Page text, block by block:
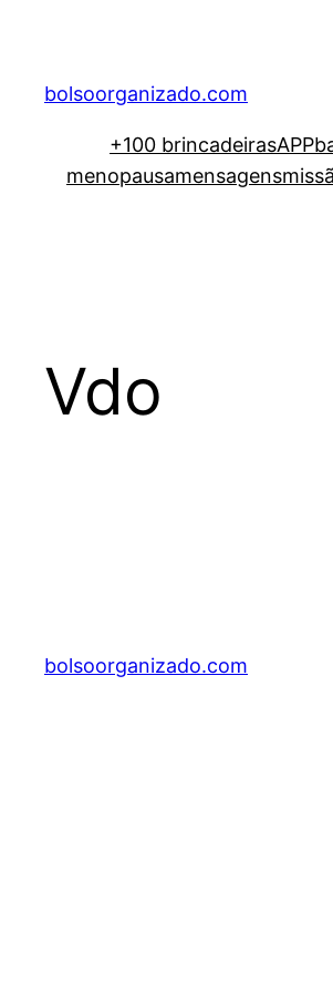
bolsoorganizado.com
+100 brincadeirasAPP
menopausamensagens
Vdo
bolsoorganizado.com